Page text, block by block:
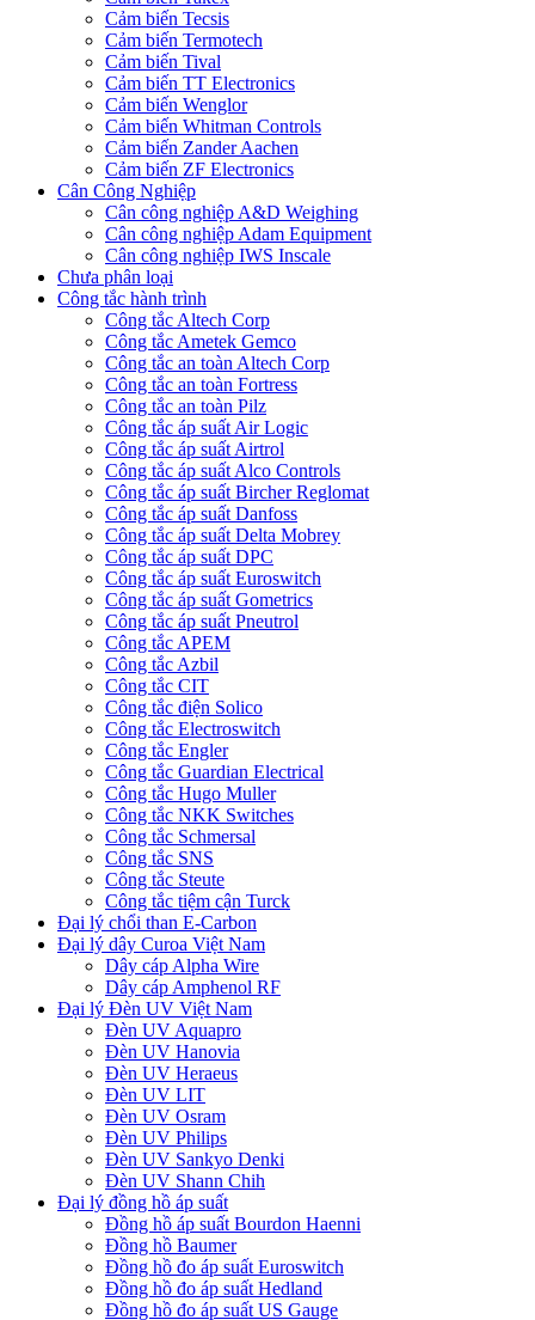
Cảm biến Tecsis
Cảm biến Termotech
Cảm biến Tival
Cảm biến TT Electronics
Cảm biến Wenglor
Cảm biến Whitman Controls
Cảm biến Zander Aachen
Cảm biến ZF Electronics
Cân Công Nghiệp
Cân công nghiệp A&D Weighing
Cân công nghiệp Adam Equipment
Cân công nghiệp IWS Inscale
Chưa phân loại
Công tắc hành trình
Công tắc Altech Corp
Công tắc Ametek Gemco
Công tắc an toàn Altech Corp
Công tắc an toàn Fortress
Công tắc an toàn Pilz
Công tắc áp suất Air Logic
Công tắc áp suất Airtrol
Công tắc áp suất Alco Controls
Công tắc áp suất Bircher Reglomat
Công tắc áp suất Danfoss
Công tắc áp suất Delta Mobrey
Công tắc áp suất DPC
Công tắc áp suất Euroswitch
Công tắc áp suất Gometrics
Công tắc áp suất Pneutrol
Công tắc APEM
Công tắc Azbil
Công tắc CIT
Công tắc điện Solico
Công tắc Electroswitch
Công tắc Engler
Công tắc Guardian Electrical
Công tắc Hugo Muller
Công tắc NKK Switches
Công tắc Schmersal
Công tắc SNS
Công tắc Steute
Công tắc tiệm cận Turck
Đại lý chổi than E-Carbon
Đại lý dây Curoa Việt Nam
Dây cáp Alpha Wire
Dây cáp Amphenol RF
Đại lý Đèn UV Việt Nam
Đèn UV Aquapro
Đèn UV Hanovia
Đèn UV Heraeus
Đèn UV LIT
Đèn UV Osram
Đèn UV Philips
Đèn UV Sankyo Denki
Đèn UV Shann Chih
Đại lý đồng hồ áp suất
Đồng hồ áp suất Bourdon Haenni
Đồng hồ Baumer
Đồng hồ đo áp suất Euroswitch
Đồng hồ đo áp suất Hedland
Đồng hồ đo áp suất US Gauge